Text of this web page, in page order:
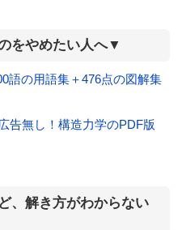
をやめたい人へ▼
語の用語集＋476点の図解集
告無し！構造力学のPDF版
、解き方がわからない